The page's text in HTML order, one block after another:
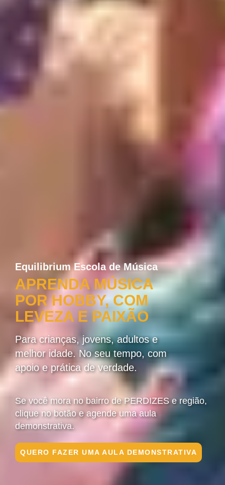
Equilibrium Escola de Música
APRENDA MÚSICA
POR HOBBY, COM
LEVEZA E PAIXÃO
Para crianças, jovens, adultos e
melhor idade. No seu tempo, com
apoio e prática de verdade.
Se você mora no bairro de PERDIZES e região,
clique no botão e agende uma aula
demonstrativa.
QUERO FAZER UMA AULA DEMONSTRATIVA